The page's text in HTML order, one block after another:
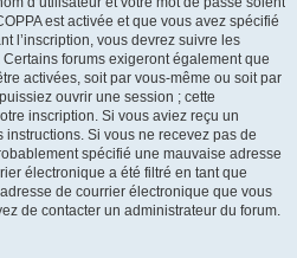
est activée et que vous avez spécifié
l’inscription, vous devrez suivre les
forums exigeront également que
activées, soit par vous-même ou soit par
ouvrir une session ; cette
inscription. Si vous aviez reçu un
Si vous ne recevez pas de
spécifié une mauvaise adresse
électronique a été filtré en tant que
de courrier électronique que vous
de contacter un administrateur du forum.